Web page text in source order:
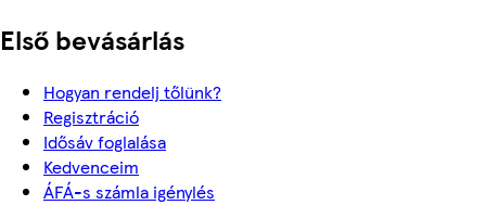
Első bevásárlás
Hogyan rendelj tőlünk?
Regisztráció
Idősáv foglalása
Kedvenceim
ÁFÁ-s számla igénylés